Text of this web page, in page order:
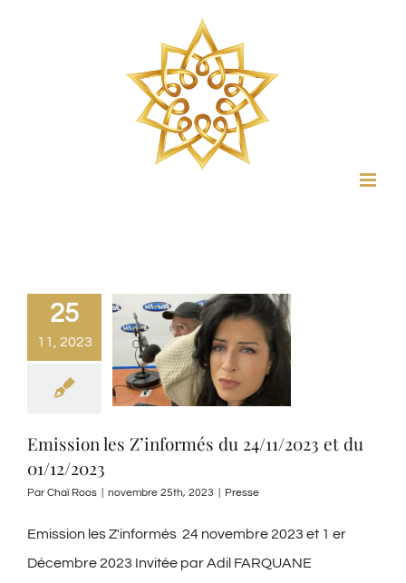
25
11, 2023
Emission les Z’informés du 24/11/2023 et du
01/12/2023
Par Chaï Roos novembre 25th, 2023 Presse
Emission les Z'informés 24 novembre 2023 et 1 er
Décembre 2023 Invitée par Adil FARQUANE